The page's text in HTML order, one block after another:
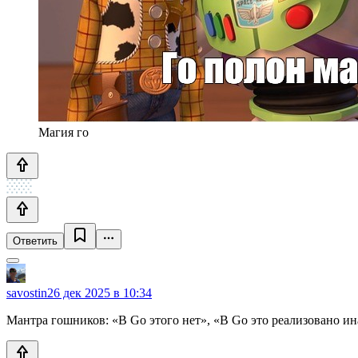
Магия го
Ответить
savostin26 дек 2025 в 10:34
Мантра гошников: «В Go этого нет», «В Go это реализовано